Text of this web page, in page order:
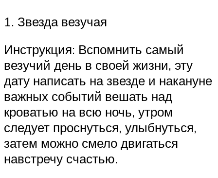
1. Звезда везучая
Инструкция: Вспомнить самый
везучий день в своей жизни, эту
дату написать на звезде и накануне
важных событий вешать над
кроватью на всю ночь, утром
следует проснуться, улыбнуться,
затем можно смело двигаться
навстречу счастью.